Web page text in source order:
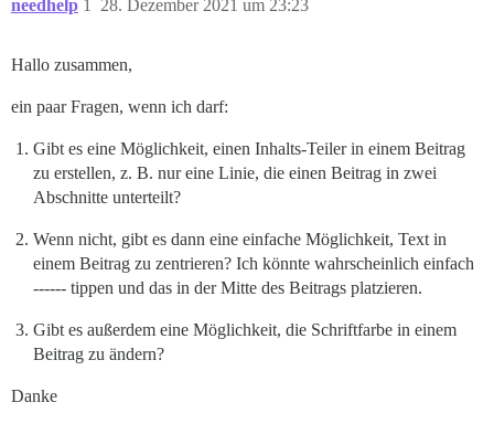
needhelp 28. Dezember 2021 um 23:23
1
Hallo zusammen,
ein paar Fragen, wenn ich darf:
Gibt es eine Möglichkeit, einen Inhalts-Teiler in einem Beitrag
zu erstellen, z. B. nur eine Linie, die einen Beitrag in zwei
Abschnitte unterteilt?
Wenn nicht, gibt es dann eine einfache Möglichkeit, Text in
einem Beitrag zu zentrieren? Ich könnte wahrscheinlich einfach
------ tippen und das in der Mitte des Beitrags platzieren.
Gibt es außerdem eine Möglichkeit, die Schriftfarbe in einem
Beitrag zu ändern?
Danke